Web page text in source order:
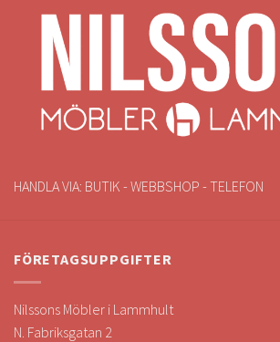
HANDLA VIA: BUTIK - WEBBSHOP - TELEFON
FÖRETAGSUPPGIFTER
Nilssons Möbler i Lammhult
N. Fabriksgatan 2